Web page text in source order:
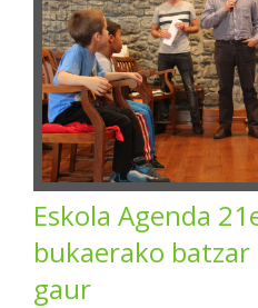
Eskola Agenda
bukaerako batzar
gaur